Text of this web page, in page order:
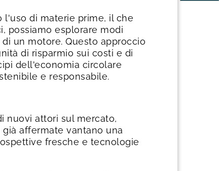
l'uso di materie prime, il che
possiamo esplorare modi
un motore. Questo approccio
di risparmio sui costi e di
dell'economia circolare
e responsabile.
nuovi attori sul mercato,
affermate vantano una
fresche e tecnologie